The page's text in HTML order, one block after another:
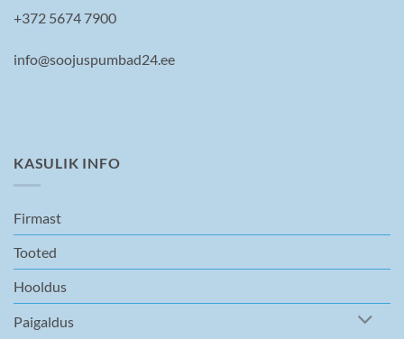
+372 5674 7900
info@soojuspumbad24.ee
KASULIK INFO
Firmast
Tooted
Hooldus
Paigaldus